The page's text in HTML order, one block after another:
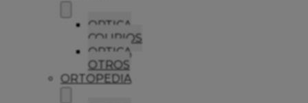
OPTICA
COLIRIOS
OPTICA
OTROS
ORTOPEDIA